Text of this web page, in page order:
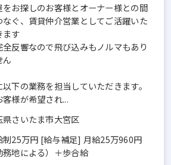
をお探しのお客様とオーナー様との間
なぐ、賃貸仲介営業としてご活躍いた
ます
反響なので飛び込みもノルマもあり
ん
以下の業務を担当していただきます。
様が希望され...
県さいたま市大宮区
制25万円 [給与補足] 月給25万960円
務地による）＋歩合給